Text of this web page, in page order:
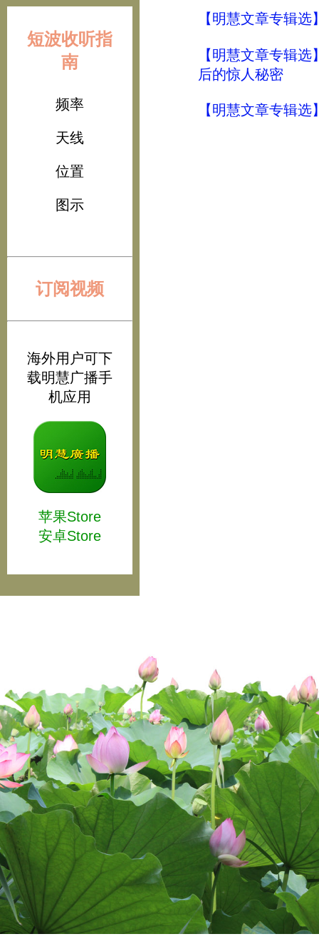
短波收听指
南
频率
天线
位置
图示
订阅视频
海外用户可下
载明慧广播手
机应用
苹果Store
安卓Store
【明慧文章专辑
【明慧文章专辑
后的惊人秘密
【明慧文章专辑